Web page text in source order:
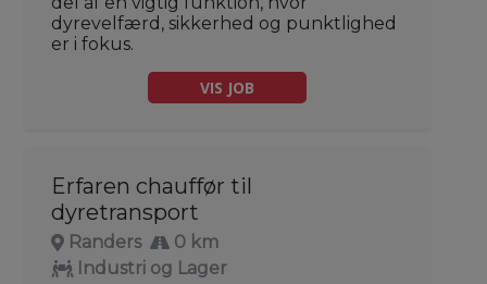
dyrevelfærd, sikkerhed og punktlighed
er i fokus.
VIS JOB
Erfaren chauffør til
dyretransport
Randers
0 km
Industri og Lager